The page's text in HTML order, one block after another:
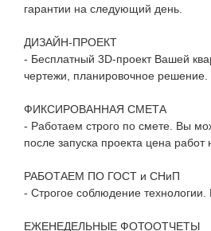
гарантии на следующий день.
ДИЗАЙН-ПРОЕКТ
- Бесплатный 3D-проект Вашей
чертежи, планировочное решение.
ФИКСИРОВАННАЯ СМЕТА
- Работаем строго по смете. Вы
после запуска проекта цена работ
РАБОТАЕМ ПО ГОСТ и СНиП
- Строгое соблюдение технологии.
ЕЖЕНЕДЕЛЬНЫЕ ФОТООТЧЕТЫ